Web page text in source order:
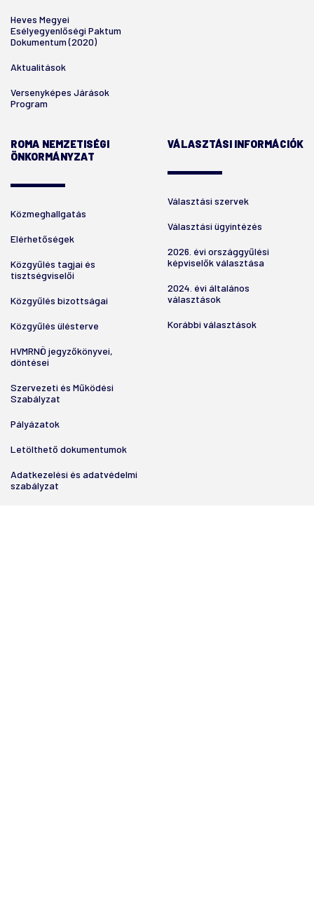
Heves Megyei
Esélyegyenlőségi Paktum
Dokumentum (2020)
Aktualitások
Versenyképes Járások
Program
ROMA NEMZETISÉGI
ÖNKORMÁNYZAT
Közmeghallgatás
Elérhetőségek
Közgyűlés tagjai és
tisztségviselői
Közgyűlés bizottságai
Közgyűlés ülésterve
HVMRNÖ jegyzőkönyvei,
döntései
Szervezeti és Működési
Szabályzat
Pályázatok
Letölthető dokumentumok
Adatkezelési és adatvédelmi
szabályzat
VÁLASZTÁSI INFORMÁCIÓK
Választási szervek
Választási ügyintézés
2026. évi országgyűlési
képviselők választása
2024. évi általános
választások
Korábbi választások